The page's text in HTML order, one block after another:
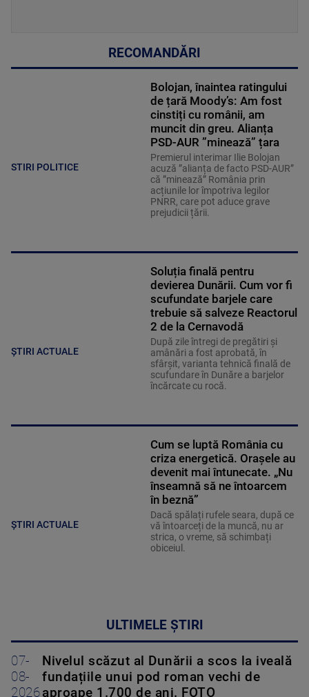
RECOMANDĂRI
STIRI POLITICE
Bolojan, înaintea ratingului
de țară Moody’s: Am fost
cinstiți cu românii, am
muncit din greu. Alianța
PSD-AUR ”minează” țara
Premierul interimar Ilie Bolojan
acuză ”alianța de facto PSD-AUR”
că ”minează” România prin
acțiunile lor împotriva legilor
PNRR, care pot aduce grave
prejudicii țării.
ȘTIRI ACTUALE
Soluția finală pentru
devierea Dunării. Cum vor fi
scufundate barjele care
trebuie să salveze Reactorul
2 de la Cernavodă
După zile întregi de pregătiri și
amânări a fost aprobată, în
sfârșit, varianta tehnică finală de
scufundare în Dunăre a barjelor
încărcate cu rocă.
ȘTIRI ACTUALE
Cum se luptă România cu
criza energetică. Orașele au
devenit mai întunecate. „Nu
înseamnă să ne întoarcem
în beznă”
Dacă spălați rufele seara, după ce
vă întoarceți de la muncă, nu ar
strica, o vreme, să schimbați
obiceiul.
ULTIMELE ȘTIRI
07-
08-
2026
Nivelul scăzut al Dunării a scos la iveală
fundațiile unui pod roman vechi de
aproape 1.700 de ani. FOTO